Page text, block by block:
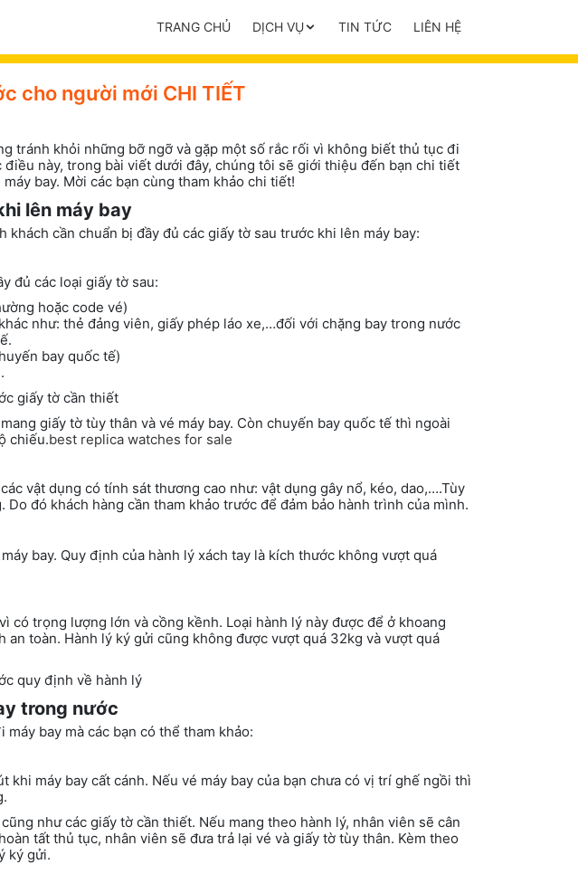
TRANG CHỦ DỊCH VỤ TIN TỨC LIÊN HỆ
cho người mới CHI TIẾT
tránh khỏi những bỡ ngỡ và gặp một số rắc rối vì không biết thủ tục đi
này, trong bài viết dưới đây, chúng tôi sẽ giới thiệu đến bạn chi tiết
bay. Mời các bạn cùng tham khảo chi tiết!
lên máy bay
cần chuẩn bị đầy đủ các giấy tờ sau trước khi lên máy bay:
đủ các loại giấy tờ sau:
hoặc code vé)
như: thẻ đảng viên, giấy phép láo xe,…đối với chặng bay trong nước
bay quốc tế)
giấy tờ tùy thân và vé máy bay. Còn chuyến bay quốc tế thì ngoài
chiếu.best replica watches for sale
vật dụng có tính sát thương cao như: vật dụng gây nổ, kéo, dao,….Tùy
đó khách hàng cần tham khảo trước để đảm bảo hành trình của mình.
bay. Quy định của hành lý xách tay là kích thước không vượt quá
có trọng lượng lớn và cồng kềnh. Loại hành lý này được để ở khoang
an toàn. Hành lý ký gửi cũng không được vượt quá 32kg và vượt quá
trong nước
bay mà các bạn có thể tham khảo:
máy bay cất cánh. Nếu vé máy bay của bạn chưa có vị trí ghế ngồi thì
như các giấy tờ cần thiết. Nếu mang theo hành lý, nhân viên sẽ cân
tất thủ tục, nhân viên sẽ đưa trả lại vé và giấy tờ tùy thân. Kèm theo
ký gửi.